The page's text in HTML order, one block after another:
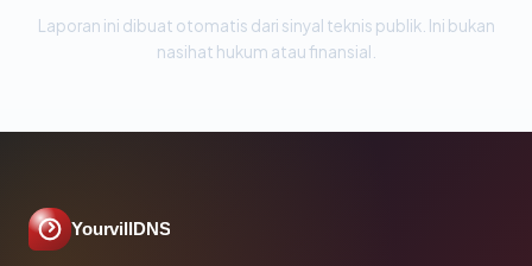
Laporan ini dibuat otomatis dari sinyal teknis publik. Ini bukan
nasihat hukum atau finansial.
YourvillDNS